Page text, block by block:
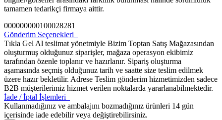
tamamen tedarikçi firmaya aittir.
000000000100028281
Gönderim Seçenekleri
Tıkla Gel Al teslimat yönetmiyle Bizim Toptan Satış Mağazasından
oluşturmuş olduğunuz siparişler, mağaza operasyon ekibimiz
tarafından özenle toplanır ve hazırlanır. Sipariş oluşturma
aşamasında seçmiş olduğunuz tarih ve saatte size teslim edilmek
üzere hazır bekletilir. Adrese Teslim gönderim hizmetimizden sadece
B2B müşterilerimiz hizmet verilen noktalarda yararlanabilmektedir.
İade / İptal İşlemleri
Kullanmadığınız ve ambalajını bozmadığınız ürünleri 14 gün
içerisinde iade edebilir veya değiştirebilirsiniz.